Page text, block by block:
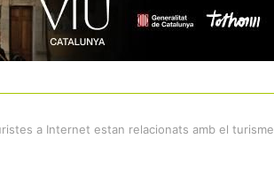
a Internet estan relacionats amb el turisme